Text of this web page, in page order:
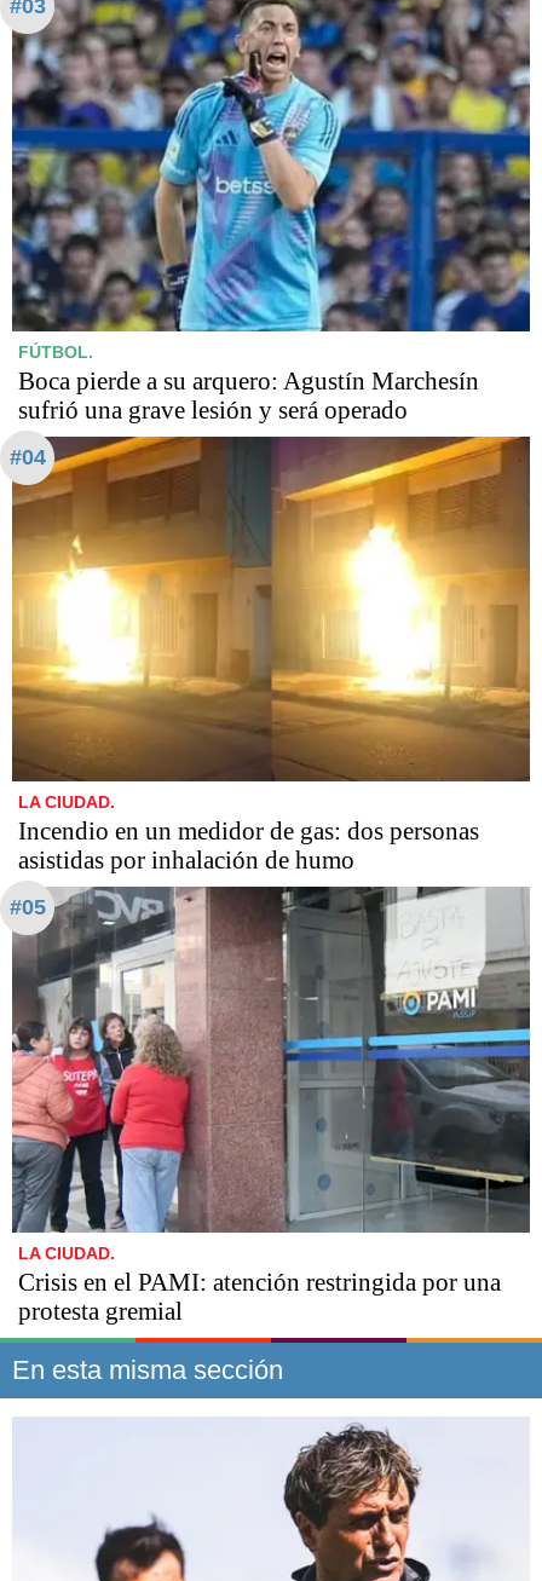
#03
FÚTBOL.
Boca pierde a su arquero: Agustín Marchesín
sufrió una grave lesión y será operado
#04
LA CIUDAD.
Incendio en un medidor de gas: dos personas
asistidas por inhalación de humo
#05
LA CIUDAD.
Crisis en el PAMI: atención restringida por una
protesta gremial
En esta misma sección